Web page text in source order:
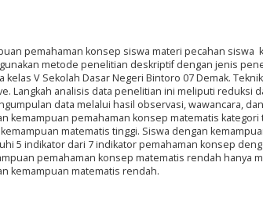
pemahaman konsep siswa materi pecahan siswa
metode penelitian deskriptif dengan jenis
V Sekolah Dasar Negeri Bintoro 07 Demak.
Langkah analisis data penelitian ini meliputi reduksi
data melalui hasil observasi, wawancara,
kemampuan pemahaman konsep matematis kategori
matematis tinggi. Siswa dengan
5 indikator dari 7 indikator pemahaman konsep
pemahaman konsep matematis rendah hanya
kemampuan matematis rendah.